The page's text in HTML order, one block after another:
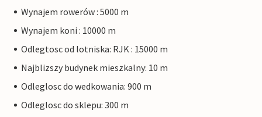
Wynajem rowerów : 5000 m
Wynajem koni : 10000 m
Odlegtosc od lotniska: RJK : 15000 m
Najblizszy budynek mieszkalny: 10 m
Odleglosc do wedkowania: 900 m
Odleglosc do sklepu: 300 m